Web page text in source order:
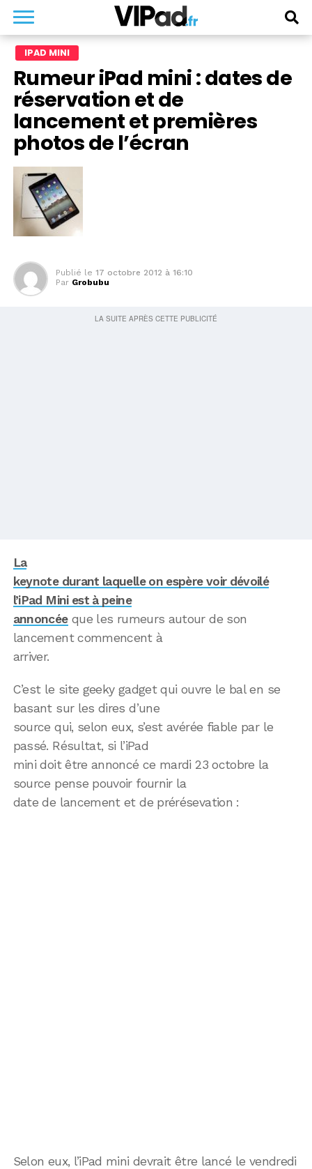
IPAD MINI
Rumeur iPad mini : dates de
réservation et de
lancement et premières
photos de l’écran
Publié le 17 octobre 2012 à 16:10
Par Grobubu
La
keynote durant laquelle on espère voir dévoilé
l’iPad Mini est à peine
annoncéeque les rumeurs autour de son
lancement commencent à
arriver.
C’est le site geeky gadget qui ouvre le bal en se
basant sur les dires d’une
source qui, selon eux, s’est avérée fiable par le
passé. Résultat, si l’iPad
mini doit être annoncé ce mardi 23 octobre la
source pense pouvoir fournir la
date de lancement et de prérésevation :
Selon eux, l’iPad mini devrait être lancé le vendredi